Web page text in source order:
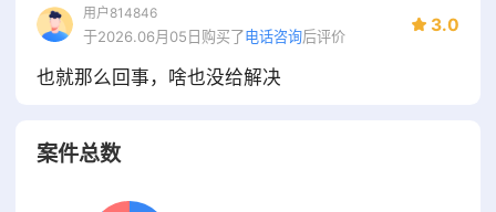
用户814846
于2026.06月05日购买了电话咨询后评价
3.0
也就那么回事，啥也没给解决
案件总数